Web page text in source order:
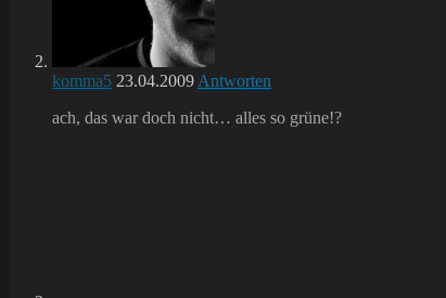
komma5 23.04.2009 Antworten
ach, das war doch nicht… alles so grüne!?